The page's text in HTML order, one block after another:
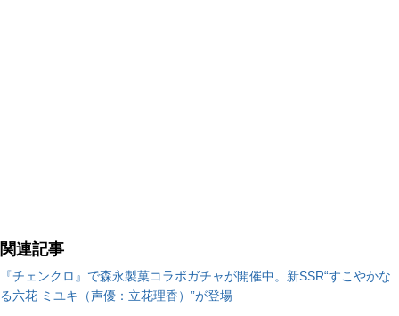
関連記事
『チェンクロ』で森永製菓コラボガチャが開催中。新SSR“すこやかな
る六花 ミユキ（声優：立花理香）”が登場